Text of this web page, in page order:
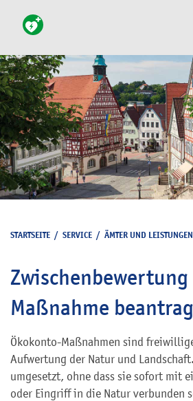
STARTSEITE / SERVICE / ÄMTER UND LEISTUNGEN
Maßnahme
Ökokonto-Maßnahmen sind
Aufwertung der Natur und
umgesetzt, ohne dass sie sofort mit
oder Eingriff in die Natur verbunden